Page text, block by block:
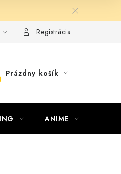
formuláraRegistrácia
Prázdny košík
ANIME